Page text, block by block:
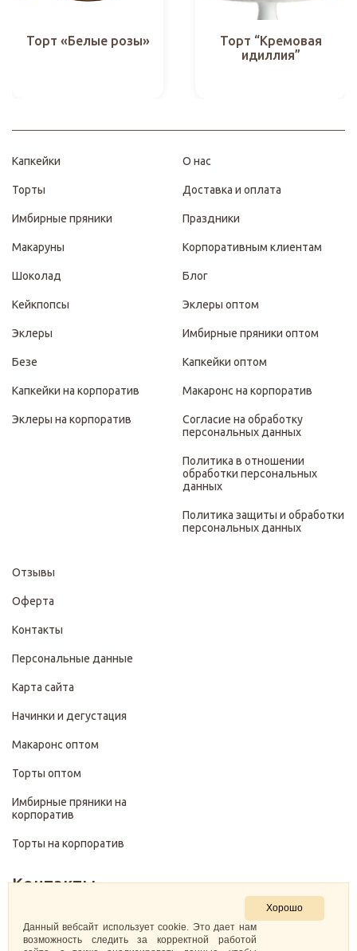
Торт «Белые розы»
Торт “Кремовая
идиллия”
Капкейки
Торты
Имбирные пряники
Макаруны
Шоколад
Кейкпопсы
Эклеры
Безе
Капкейки на корпоратив
Эклеры на корпоратив
О нас
Доставка и оплата
Праздники
Корпоративным клиентам
Блог
Эклеры оптом
Имбирные пряники оптом
Капкейки оптом
Макаронс на корпоратив
Согласие на обработку
персональных данных
Политика в отношении
обработки персональных
данных
Политика защиты и обработки
персональных данных
Отзывы
Оферта
Контакты
Персональные данные
Карта сайта
Начинки и дегустация
Макаронс оптом
Торты оптом
Имбирные пряники на
корпоратив
Торты на корпоратив
Контакты
+7 (499) 322-28-29
Хорошо
Данный вебсайт использует cookie. Это дает нам
возможность следить за корректной работой